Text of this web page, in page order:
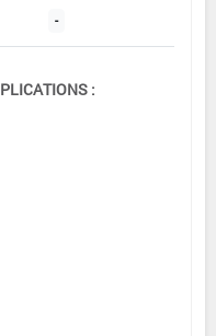
-
: